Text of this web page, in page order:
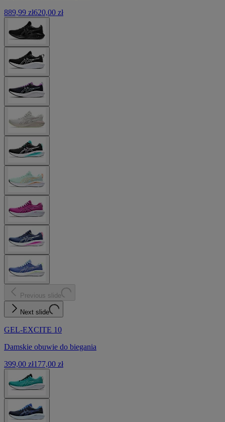
889,99 zł620,00 zł
Previous slide
Next slide
GEL-EXCITE 10
Damskie obuwie do biegania
399,00 zł177,00 zł